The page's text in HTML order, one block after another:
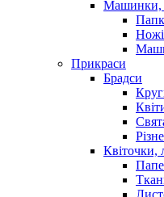
Машинки,
Ножі
Прикраси
Брадси
Різне
Квіточки,